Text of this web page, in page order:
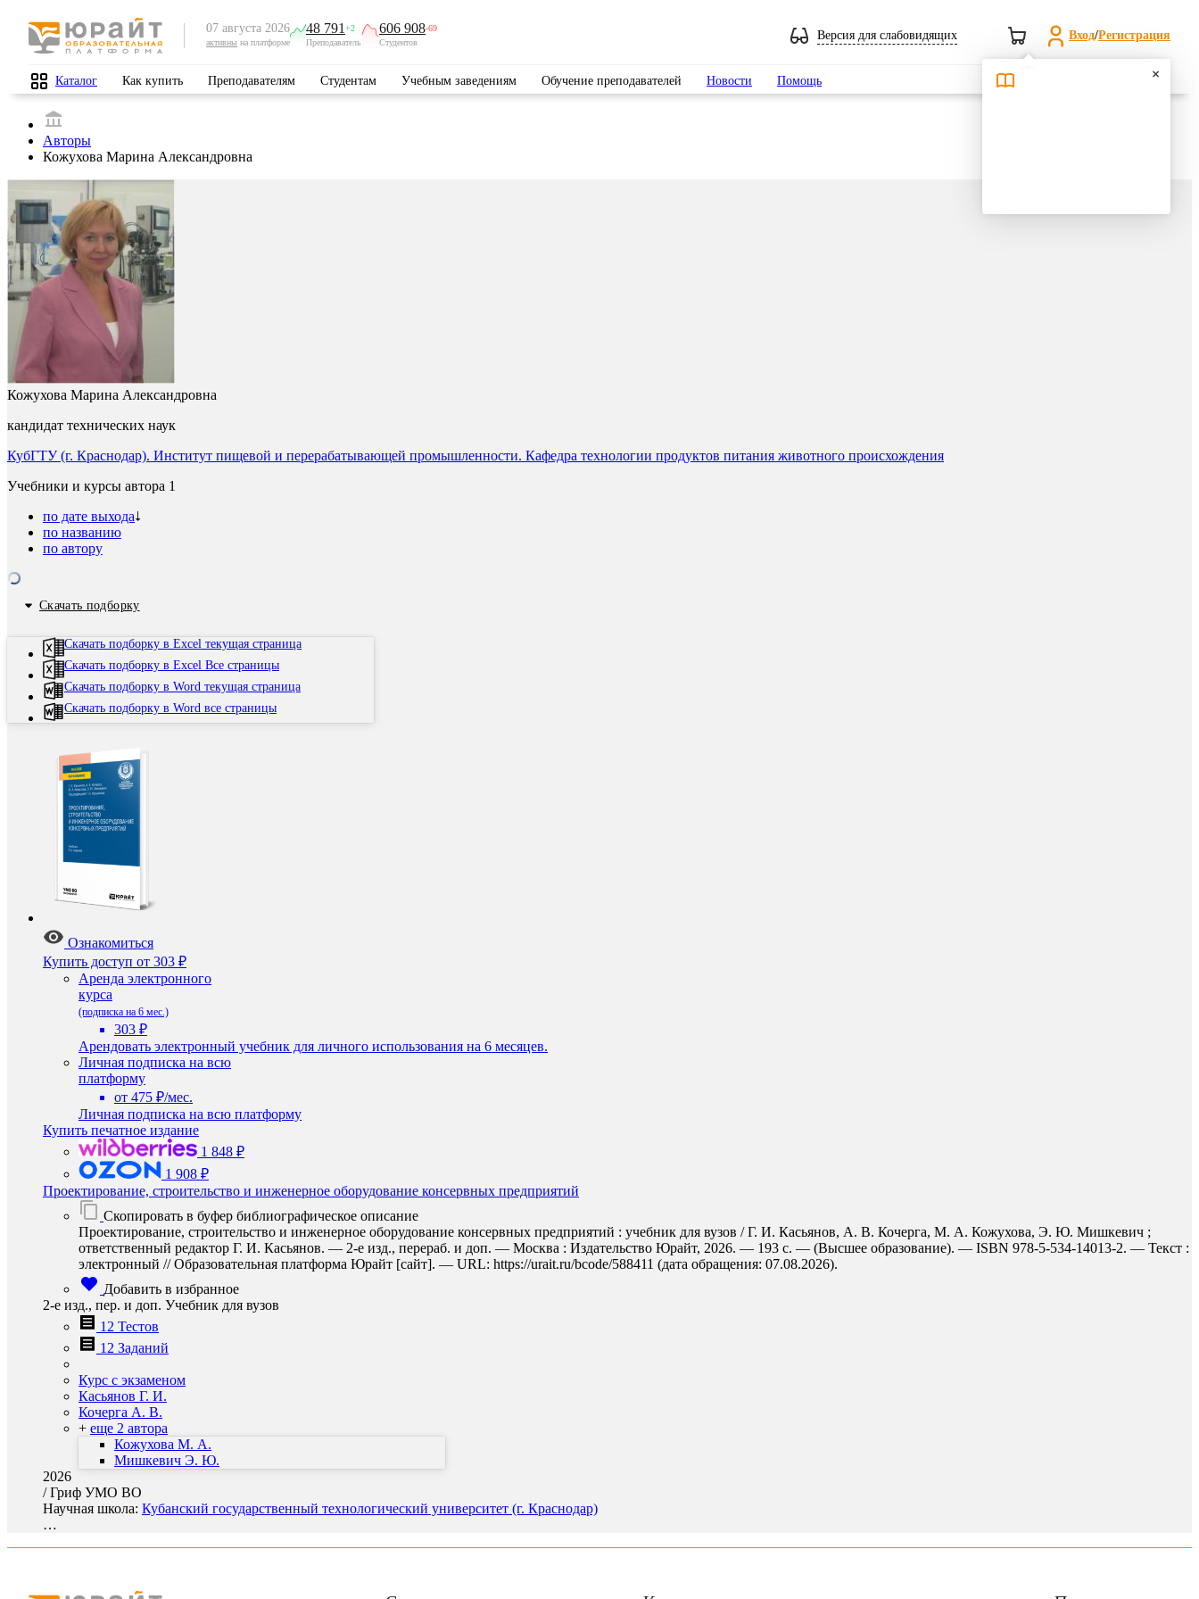
07 августа 2026
активны на платформе
48 791 +2
Преподаватель
606 908-69
Студентов
Версия для слабовидящих Вход/Регистрация
Каталог Как купить Преподавателям Студентам Учебным заведениям Обучение преподавателей Новости Помощь Поиск
Авторы
Кожухова Марина Александровна
Кожухова Марина Александровна
кандидат технических наук
КубГТУ (г. Краснодар). Институт пищевой и перерабатывающей промышленности. Кафедра технологии продуктов питания животного происхождения
Учебники и курсы автора 1
по дате выхода
по названию
по автору
Скачать подборку
Скачать подборку в Excel текущая страница
Скачать подборку в Excel Все страницы
Скачать подборку в Word текущая страница
Скачать подборку в Word все страницы
Ознакомиться
Купить доступ от 303 ₽
Аренда электронного
курса
(подписка на 6 мес.)
303 ₽
Арендовать электронный учебник для личного использования на 6 месяцев.
Личная подписка на всю
платформу
от 475 ₽/мес.
Личная подписка на всю платформу
Купить печатное издание
1 848 ₽
1 908 ₽
Проектирование, строительство и инженерное оборудование консервных предприятий
Скопировать в буфер библиографическое описание
Проектирование, строительство и инженерное оборудование консервных предприятий : учебник для вузов / Г. И. Касьянов, А. В. Кочерга, М. А. Кожухова, Э. Ю. Мишкевич ;
ответственный редактор Г. И. Касьянов. — 2-е изд., перераб. и доп. — Москва : Издательство Юрайт, 2026. — 193 с. — (Высшее образование). — ISBN 978-5-534-14013-2. — Текст :
электронный // Образовательная платформа Юрайт [сайт]. — URL: https://urait.ru/bcode/588411 (дата обращения: 07.08.2026).
Добавить в избранное
2-е изд., пер. и доп. Учебник для вузов
12 Тестов
12 Заданий
Курс с экзаменом
Касьянов Г. И.
Кочерга А. В.
+ еще 2 автора
Кожухова М. А.
Мишкевич Э. Ю.
2026
/Гриф УМО ВО
Научная школа: Кубанский государственный технологический университет (г. Краснодар)
…